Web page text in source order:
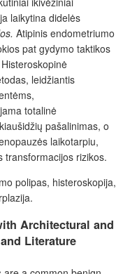
laikytina didelės
Atipinis endometriumo
pat gydymo taktikos
leidžiantis
totalinė
pašalinimas, o
laikotarpiu,
transformacijos rizikos.
polipas, histeroskopija,
Architectural and
Literature